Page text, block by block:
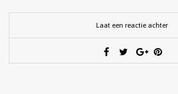
Laat een reactie achter